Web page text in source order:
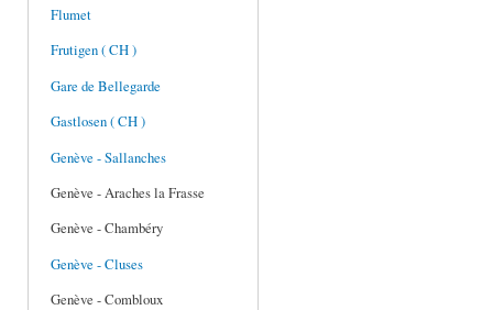
Flumet
Frutigen ( CH )
Gare de Bellegarde
Gastlosen ( CH )
Genève - Sallanches
Genève - Araches la Frasse
Genève - Chambéry
Genève - Cluses
Genève - Combloux